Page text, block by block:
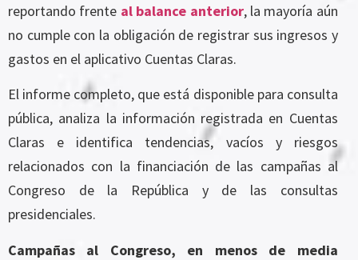
reportando frente al balance anterior, la mayoría aún
no cumple con la obligación de registrar sus ingresos y
gastos en el aplicativo Cuentas Claras.
El informe completo, que está disponible para consulta
pública, analiza la información registrada en Cuentas
Claras e identifica tendencias, vacíos y riesgos
relacionados con la financiación de las campañas al
Congreso de la República y de las consultas
presidenciales.
Campañas al Congreso, en menos de media